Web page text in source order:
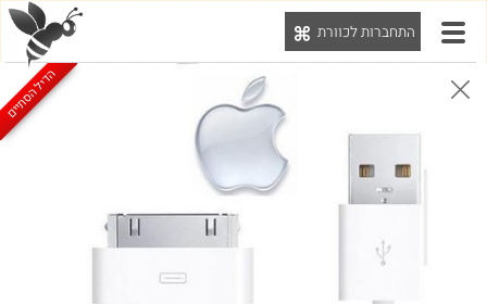
התחברות לכוורת
הבהרה: בי.דילז הינה פלטפורמה חברתית פתוחה והתכנים המתפרסמים בה הינם מטעם הגולשים.
הדילים החמים
עדכונים מהרשת חדש בכוורת
הדיל הסתיים